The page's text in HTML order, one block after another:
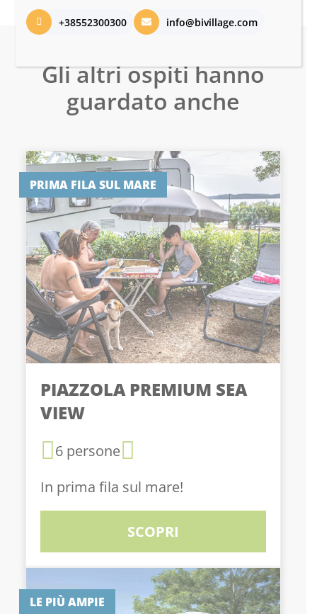
Gli altri ospiti hanno
guardato anche
PRIMA FILA SUL MARE
PIAZZOLA PREMIUM SEA
VIEW
6 persone
In prima fila sul mare!
SCOPRI
LE PIÙ AMPIE
+38552300300 info@bivillage.com